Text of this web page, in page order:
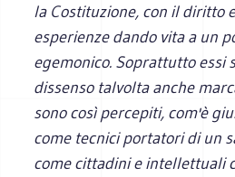
la Costituzione, con il diritto
esperienze dando vita a un
egemonico. Soprattutto essi
dissenso talvolta anche
sono così percepiti, com'è
come tecnici portatori di un
come cittadini e intellettuali